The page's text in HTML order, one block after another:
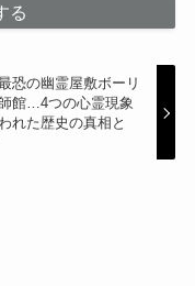
る
恐の幽霊屋敷ボーリ
館…4つの心霊現象
れた歴史の真相と